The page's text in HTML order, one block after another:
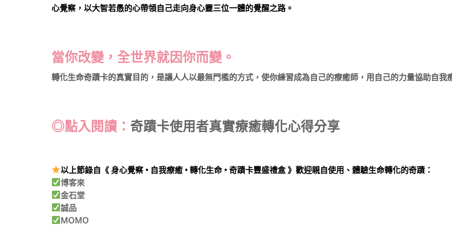
心覺察，以大智若愚的心帶領自己走向身心靈三位一體的覺醒之路。
當你改變，全世界就因你而變。
轉化生命奇蹟卡的真實目的，是讓人人以最無門檻的方式，使你練習成為自己的療癒師，用自己的力量協助自我
◎點入閱讀： 奇蹟卡使用者真實療癒轉化心得分享
以上節錄自《 身心覺察 • 自我療癒 • 轉化生命 • 奇蹟卡豐盛禮盒 》歡迎親自使用、體驗生命轉化的奇蹟：
博客來
金石堂
誠品
MOMO